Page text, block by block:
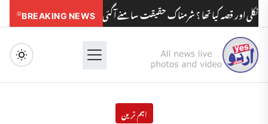
BREAKING NEWS کیا تھا ؟ شرمناک حقیقت سامنے آگئی مدرسوں کے بچوں کو مولویوں
Menu
اہم ترین